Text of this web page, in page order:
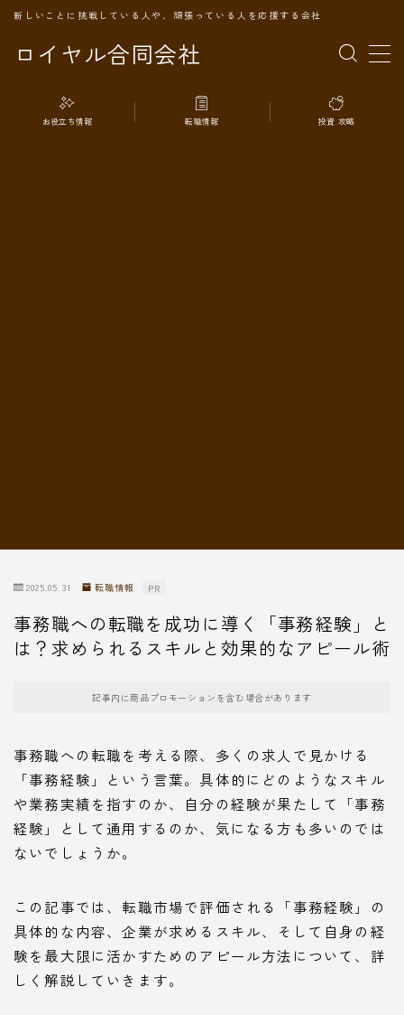
ロイヤル合同会社
新しいことに挑戦している人や、頑張っている人を応援する会社
MENU
TOPページ
お役立ち情報 転職情報 投資 攻略
2025.05.31 転職情報 PR
事務職への転職を成功に導く「事務経験」と
は？求められるスキルと効果的なアピール術
記事内に商品プロモーションを含む場合があります
事務職への転職を考える際、多くの求人で見かける
「事務経験」という言葉。具体的にどのようなスキル
や業務実績を指すのか、自分の経験が果たして「事務
経験」として通用するのか、気になる方も多いのでは
ないでしょうか。
この記事では、転職市場で評価される「事務経験」の
具体的な内容、企業が求めるスキル、そして自身の経
験を最大限に活かすためのアピール方法について、詳
しく解説していきます。